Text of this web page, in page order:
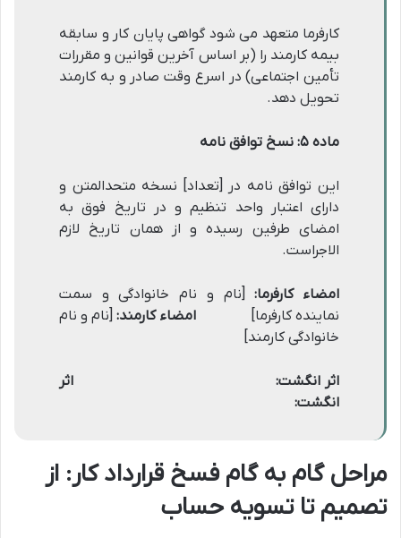
کارفرما متعهد می شود گواهی پایان کار و سابقه
بیمه کارمند را (بر اساس آخرین قوانین و مقررات
تأمین اجتماعی) در اسرع وقت صادر و به کارمند
تحویل دهد.
ماده ۵: نسخ توافق نامه
این توافق نامه در [تعداد] نسخه متحدالمتن و
دارای اعتبار واحد تنظیم و در تاریخ فوق به
امضای طرفین رسیده و از همان تاریخ لازم
الاجراست.
امضاء کارفرما:[نام و نام خانوادگی و سمت
نماینده کارفرما]امضاء کارمند:[نام و نام
خانوادگی کارمند]
اثر انگشت:
اثر
انگشت:
مراحل گام به گام فسخ قرارداد کار: از
تصمیم تا تسویه حساب